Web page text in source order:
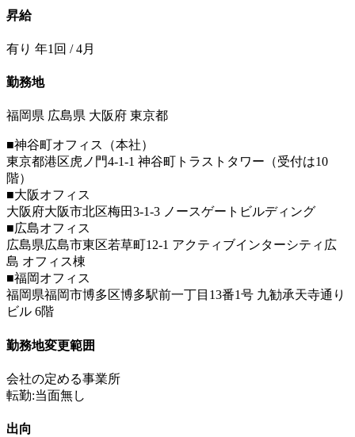
昇給
有り 年1回 / 4月
勤務地
福岡県 広島県 大阪府 東京都
■神谷町オフィス（本社）
東京都港区虎ノ門4-1-1 神谷町トラストタワー（受付は10
階）
■大阪オフィス
大阪府大阪市北区梅田3-1-3 ノースゲートビルディング
■広島オフィス
広島県広島市東区若草町12-1 アクティブインターシティ広
島 オフィス棟
■福岡オフィス
福岡県福岡市博多区博多駅前一丁目13番1号 九勧承天寺通り
ビル 6階
勤務地変更範囲
会社の定める事業所
転勤:当面無し
出向